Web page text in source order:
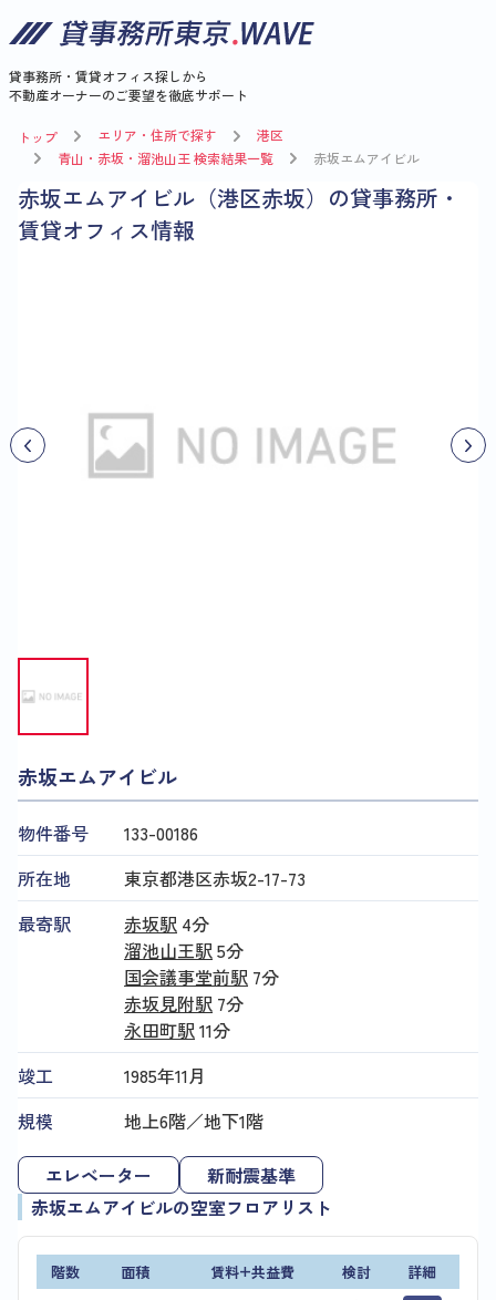
貸事務所・賃貸オフィス探しから
不動産オーナーのご要望を徹底サポート
トップ エリア・住所で探す
港区
青山・赤坂・溜池山王 検索結果一覧
赤坂エムアイビル
赤坂エムアイビル（港区赤坂）の貸事務所・
賃貸オフィス情報
赤坂エムアイビル
物件番号
133​-​00186
所在地
東京都港区赤坂2-17-73
最寄駅
赤坂駅 4分
溜池山王駅5分
国会議事堂前駅 7分
赤坂見附駅 7分
永田町駅11分
竣工
1985年11月
規模
地上6階／地下1階
エレベーター
新耐震基準
赤坂エムアイビルの空室フロアリスト
階数 面積 賃料+共益費 検討
詳細